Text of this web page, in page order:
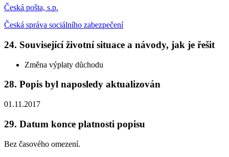
Česká pošta, s.p.
Česká správa sociálního zabezpečení
24. Související životní situace a návody, jak je řešit
Změna výplaty důchodu
28. Popis byl naposledy aktualizován
01.11.2017
29. Datum konce platnosti popisu
Bez časového omezení.